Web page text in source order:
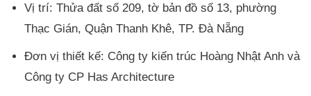
Vị trí: Thửa đất số 209, tờ bản đồ số 13, phường
Thạc Gián, Quận Thanh Khê, TP. Đà Nẵng
Đơn vị thiết kế: Công ty kiến trúc Hoàng Nhật Anh và
Công ty CP Has Architecture